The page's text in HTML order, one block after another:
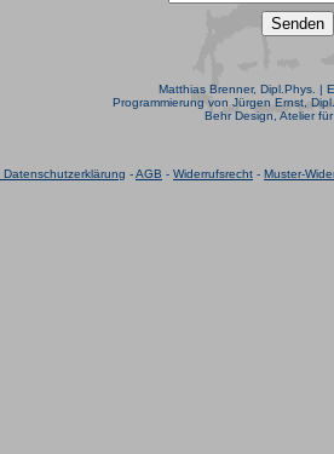
Matthias Brenner, Dipl.Phys. |
Programmierung von Jürgen Ernst,
Behr Design, Atelier
Datenschutzerklärung -AGB - Widerrufsrecht - Muster-